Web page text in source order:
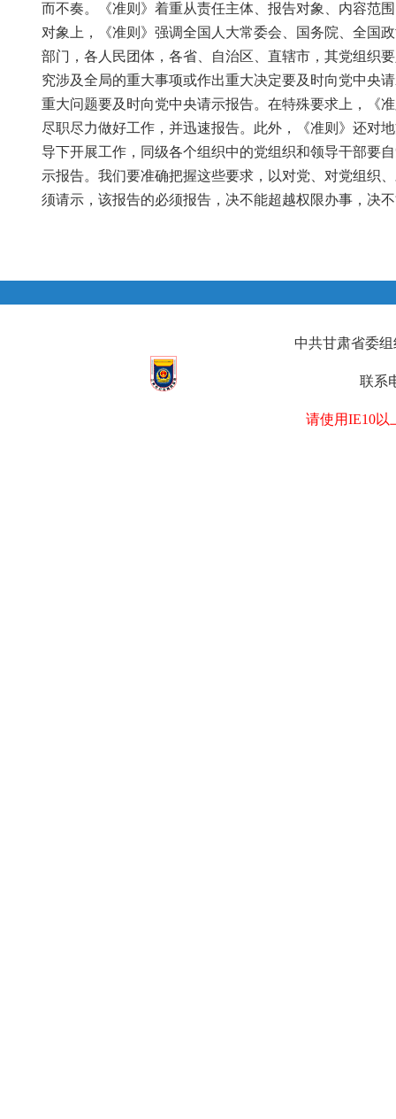
而不奏。《准则》着重从责任主体、报告对象、内容范
对象上，《准则》强调全国人大常委会、国务院、全国
部门，各人民团体，各省、自治区、直辖市，其党组织
究涉及全局的重大事项或作出重大决定要及时向党中央
重大问题要及时向党中央请示报告。在特殊要求上，《
尽职尽力做好工作，并迅速报告。此外，《准则》还对
导下开展工作，同级各个组织中的党组织和领导干部要
示报告。我们要准确把握这些要求，以对党、对党组织
须请示，该报告的必须报告，决不能超越权限办事，决
中共甘肃省委
联系
请使用IE10以